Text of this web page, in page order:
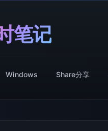
笔记
Windows Share分享